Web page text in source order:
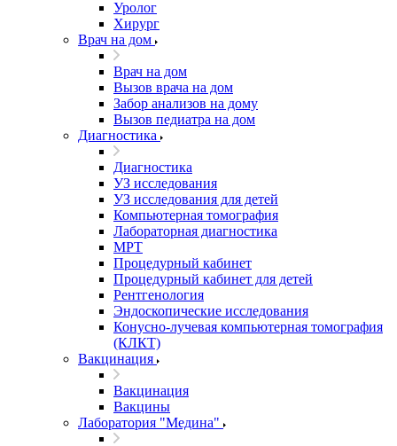
Уролог
Хирург
Врач на дом
Врач на дом
Вызов врача на дом
Забор анализов на дому
Вызов педиатра на дом
Диагностика
Диагностика
УЗ исследования
УЗ исследования для детей
Компьютерная томография
Лабораторная диагностика
МРТ
Процедурный кабинет
Процедурный кабинет для детей
Рентгенология
Эндоскопические исследования
Конусно-лучевая компьютерная томография
(КЛКТ)
Вакцинация
Вакцинация
Вакцины
Лаборатория "Медина"